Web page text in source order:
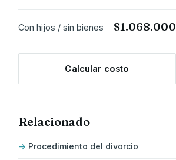
Con hijos / sin bienes $1.068.000
Calcular costo
Relacionado
Procedimiento del divorcio